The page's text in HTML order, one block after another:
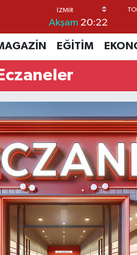
Akşam 20:22
EĞİTİM